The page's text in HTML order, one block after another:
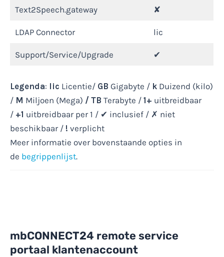
Text2Speech.gateway ✘
LDAP Connector lic
Support/Service/Upgrade ✔
Legenda: lic Licentie/ GB Gigabyte / k Duizend (kilo)
/ M Miljoen (Mega) / TB Terabyte / 1+ uitbreidbaar
/ +1 uitbreidbaar per 1 / ✔ inclusief / ✗ niet
beschikbaar / ! verplicht
Meer informatie over bovenstaande opties in
de begrippenlijst.
mbCONNECT24 remote service
portaal klantenaccount